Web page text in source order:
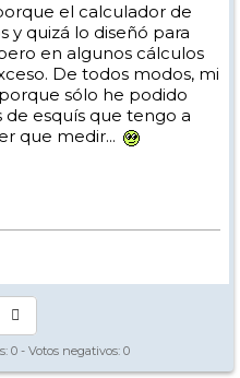
el calculador de
y quizá lo diseñó para
en algunos cálculos
De todos modos, mi
sólo he podido
de esquís que tengo a
que medir...
0 - Votos negativos: 0